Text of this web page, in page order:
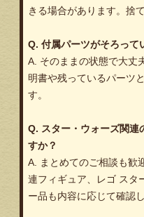
きる場合があります。捨
Q. 付属パーツがそろって
A. そのままの状態で大丈
明書や残っているパーツ
す。
Q. スター・ウォーズ関連
すか？
A. まとめてのご相談も歓
連フィギュア、レゴ スタ
ー品も内容に応じて確認し